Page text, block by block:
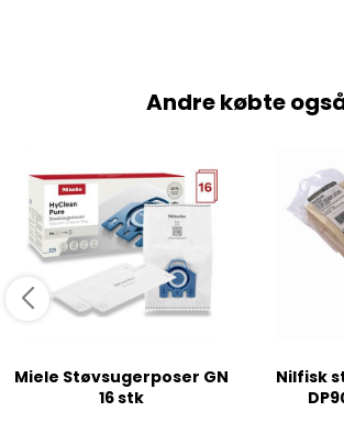
Andre købte
Miele Støvsugerposer GN
16 stk
Nilfisk